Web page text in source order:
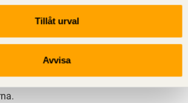
Tillåt urval
Avvisa
svensk sågverksindustri
trä- och förpackningsindustri samt